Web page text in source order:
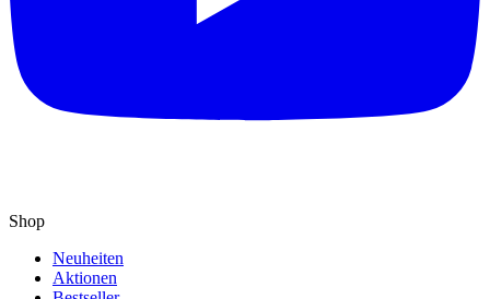
Shop
Neuheiten
Aktionen